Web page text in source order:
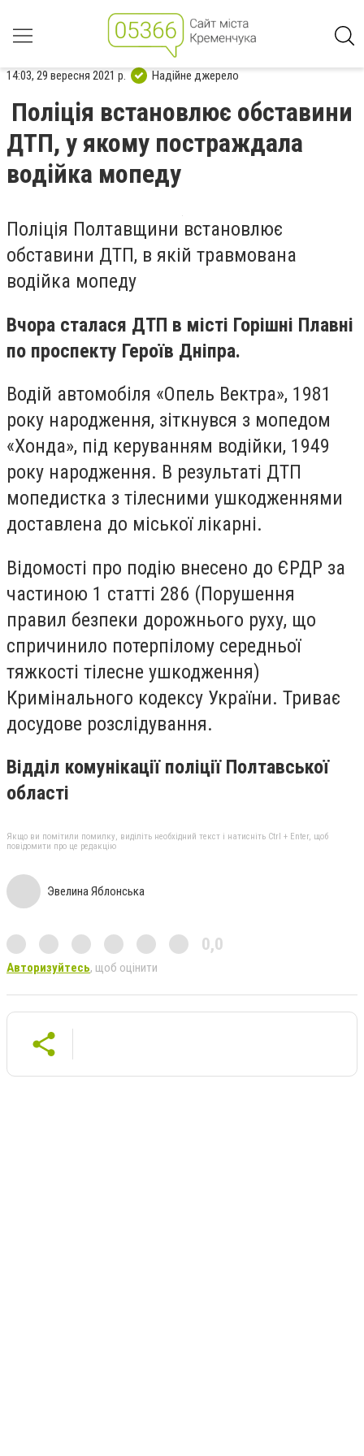
14:03, 29 вересня 2021 р. Надійне джерело
Поліція встановлює обставини
ДТП, у якому постраждала
водійка мопеду
Поліція Полтавщини встановлює
обставини ДТП, в якій травмована
водійка мопеду
Вчора сталася ДТП в місті Горішні Плавні
по проспекту Героїв Дніпра.
Водій автомобіля «Опель Вектра», 1981
року народження, зіткнувся з мопедом
«Хонда», під керуванням водійки, 1949
року народження. В результаті ДТП
мопедистка з тілесними ушкодженнями
доставлена до міської лікарні.
Відомості про подію внесено до ЄРДР за
частиною 1 статті 286 (Порушення
правил безпеки дорожнього руху, що
спричинило потерпілому середньої
тяжкості тілесне ушкодження)
Кримінального кодексу України. Триває
досудове розслідування.
Відділ комунікації поліції Полтавської
області
Якщо ви помітили помилку, виділіть необхідний текст і натисніть Ctrl + Enter, щоб
повідомити про це редакцію
Эвелина Яблонська
0,0
Авторизуйтесь, щоб оцінити